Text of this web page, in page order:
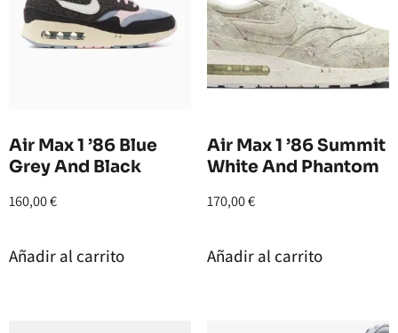
Air Max 1 ’86 Blue
Grey And Black
160,00€
Añadir al carrito
Air Max 1 ’86 Summit
White And Phantom
170,00€
Añadir al carrito